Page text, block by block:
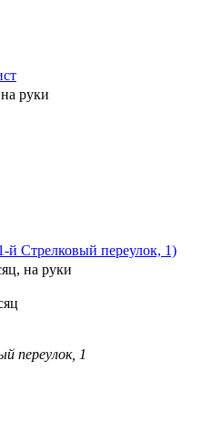
на руки
й Стрелковый переулок, 1)
на руки
переулок, 1